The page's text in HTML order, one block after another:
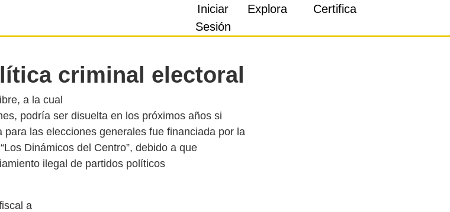
Iniciar
Sesión
Explora Certifica
criminal electoral
a la cual
podría ser disuelta en los próximos años si
las elecciones generales fue financiada por la
Dinámicos del Centro”, debido a que
a